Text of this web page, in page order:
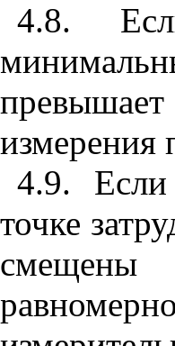
4.8.
измерения
4.9. Если
точке